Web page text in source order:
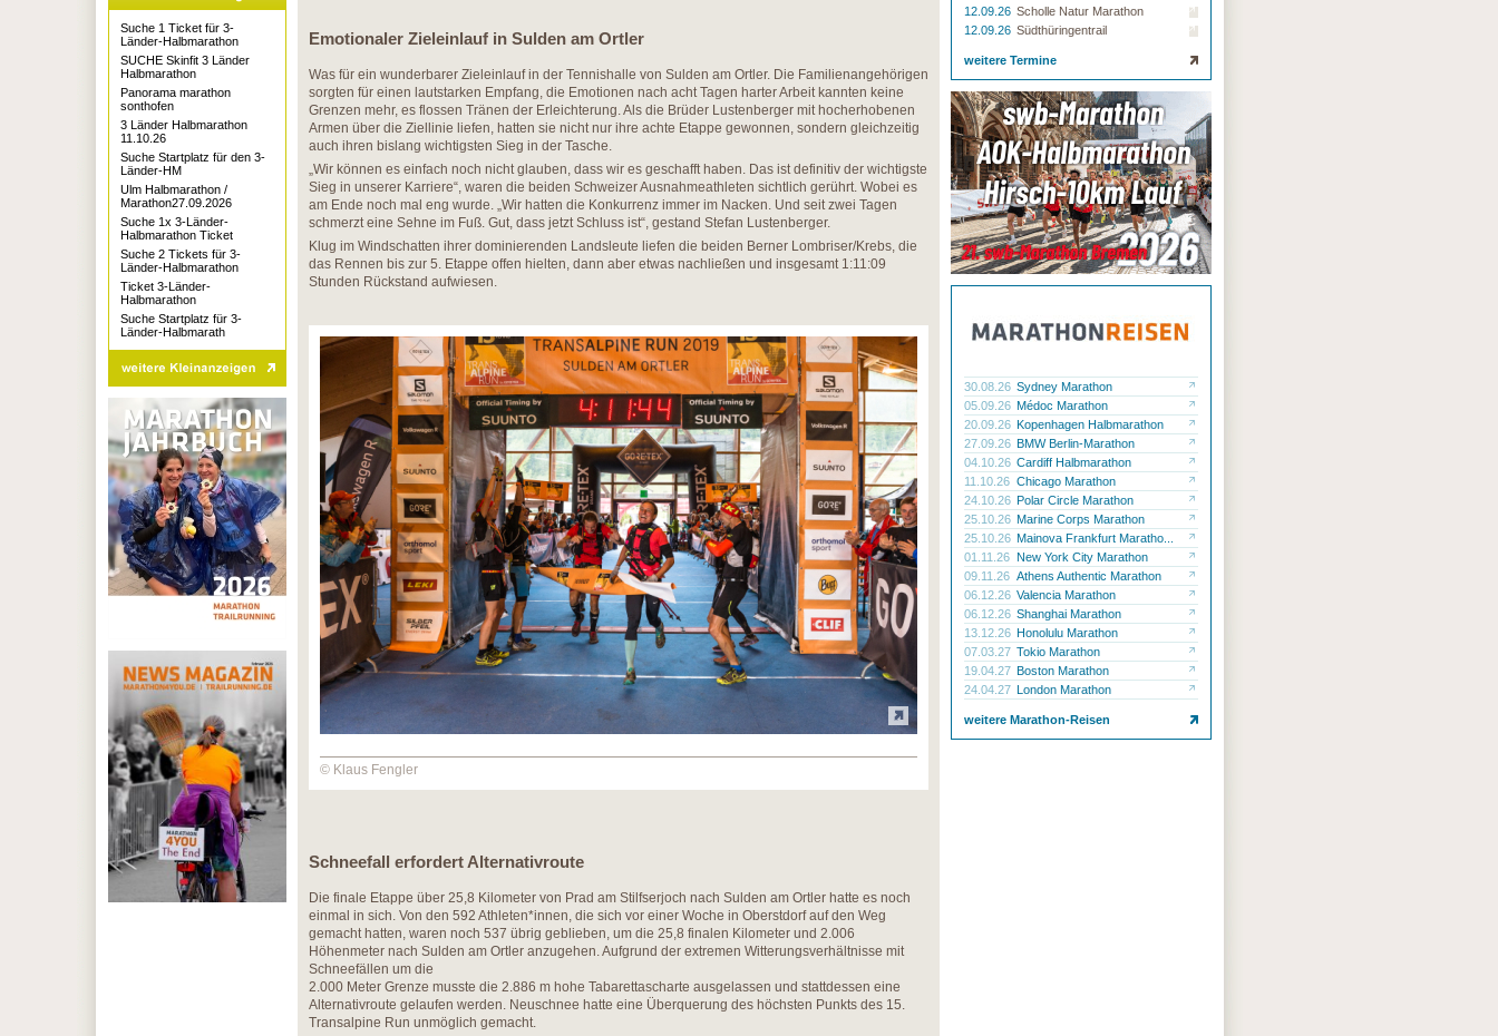
Emotionaler Zieleinlauf in Sulden am Ortler
Was für ein wunderbarer Zieleinlauf in der Tennishalle von Sulden am Ortler. Die Familienangehörigen
sorgten für einen lautstarken Empfang, die Emotionen nach acht Tagen harter Arbeit kannten keine
Grenzen mehr, es flossen Tränen der Erleichterung. Als die Brüder Lustenberger mit hocherhobenen
Armen über die Ziellinie liefen, hatten sie nicht nur ihre achte Etappe gewonnen, sondern gleichzeitig
auch ihren bislang wichtigsten Sieg in der Tasche.
„Wir können es einfach noch nicht glauben, dass wir es geschafft haben. Das ist definitiv der wichtigste
Sieg in unserer Karriere“, waren die beiden Schweizer Ausnahmeathleten sichtlich gerührt. Wobei es
am Ende noch mal eng wurde. „Wir hatten die Konkurrenz immer im Nacken. Und seit zwei Tagen
schmerzt eine Sehne im Fuß. Gut, dass jetzt Schluss ist“, gestand Stefan Lustenberger.
Klug im Windschatten ihrer dominierenden Landsleute liefen die beiden Berner Lombriser/Krebs, die
das Rennen bis zur 5. Etappe offen hielten, dann aber etwas nachließen und insgesamt 1:11:09
Stunden Rückstand aufwiesen.
© Klaus Fengler
Schneefall erfordert Alternativroute
Die finale Etappe über 25,8 Kilometer von Prad am Stilfserjoch nach Sulden am Ortler hatte es noch
einmal in sich. Von den 592 Athleten*innen, die sich vor einer Woche in Oberstdorf auf den Weg
gemacht hatten, waren noch 537 übrig geblieben, um die 25,8 finalen Kilometer und 2.006
Höhenmeter nach Sulden am Ortler anzugehen. Aufgrund der extremen Witterungsverhältnisse mit
Schneefällen um die
2.000 Meter Grenze musste die 2.886 m hohe Tabarettascharte ausgelassen und stattdessen eine
Alternativroute gelaufen werden. Neuschnee hatte eine Überquerung des höchsten Punkts des 15.
Transalpine Run unmöglich gemacht.
12.09.26 Scholle Natur Marathon
12.09.26 Südthüringentrail
weitere Termine
30.08.26 Sydney Marathon
05.09.26 Médoc Marathon
20.09.26 Kopenhagen Halbmarathon
27.09.26 BMW Berlin-Marathon
04.10.26 Cardiff Halbmarathon
11.10.26 Chicago Marathon
24.10.26 Polar Circle Marathon
25.10.26 Marine Corps Marathon
25.10.26 Mainova Frankfurt Maratho...
01.11.26 New York City Marathon
09.11.26 Athens Authentic Marathon
06.12.26 Valencia Marathon
06.12.26 Shanghai Marathon
13.12.26 Honolulu Marathon
07.03.27 Tokio Marathon
19.04.27 Boston Marathon
24.04.27 London Marathon
weitere Marathon-Reisen
Suche 1 Ticket für 3-
Länder-Halbmarathon
SUCHE Skinfit 3 Länder
Halbmarathon
Panorama marathon
sonthofen
3 Länder Halbmarathon
11.10.26
Suche Startplatz für den 3-
Länder-HM
Ulm Halbmarathon /
Marathon27.09.2026
Suche 1x 3-Länder-
Halbmarathon Ticket
Suche 2 Tickets für 3-
Länder-Halbmarathon
Ticket 3-Länder-
Halbmarathon
Suche Startplatz für 3-
Länder-Halbmarath